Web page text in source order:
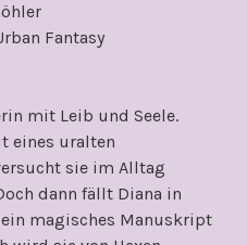
Fantasy
mit Leib und Seele.
eines uralten
sie im Alltag
dann fällt Diana in
magisches Manuskript